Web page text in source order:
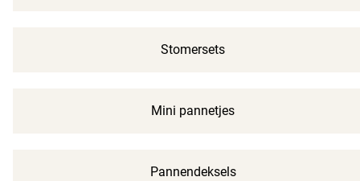
Stomersets
Mini pannetjes
Pannendeksels